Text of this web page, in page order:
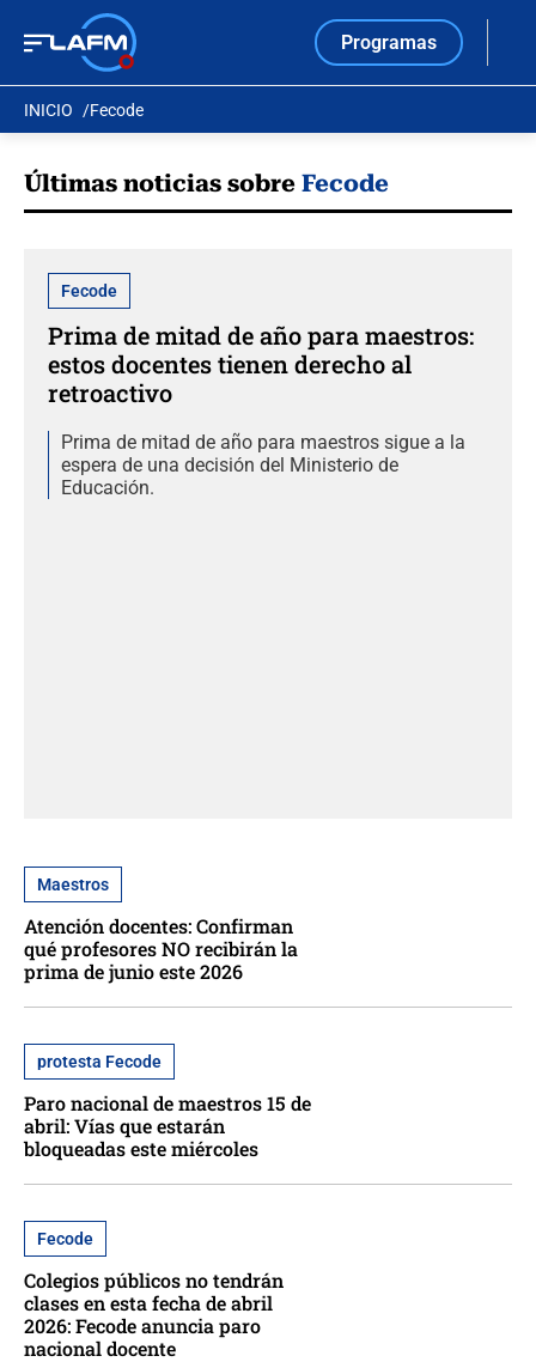
Programas
INICIO Fecode
Últimas noticias sobre Fecode
Fecode
Prima de mitad de año para maestros:
estos docentes tienen derecho al
retroactivo
Prima de mitad de año para maestros sigue a la
espera de una decisión del Ministerio de
Educación.
Maestros
Atención docentes: Confirman
qué profesores NO recibirán la
prima de junio este 2026
protesta Fecode
Paro nacional de maestros 15 de
abril: Vías que estarán
bloqueadas este miércoles
Fecode
Colegios públicos no tendrán
clases en esta fecha de abril
2026: Fecode anuncia paro
nacional docente